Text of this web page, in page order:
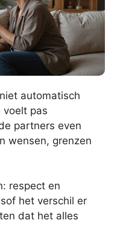
automatisch
voelt pas
partners even
wensen, grenzen
respect en
het verschil er
dat het alles